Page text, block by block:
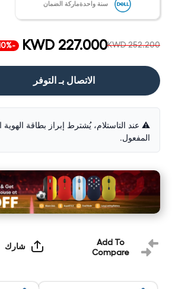
سنة واحدةماركة الضمان
KWD 252.200
KWD 227.000
-10%
الاتصال بـ التوفر
⚠️ عند التاستلام، يُشترط إبراز بطاقة الهوية
المفعول.
Add To
Compare
شارك